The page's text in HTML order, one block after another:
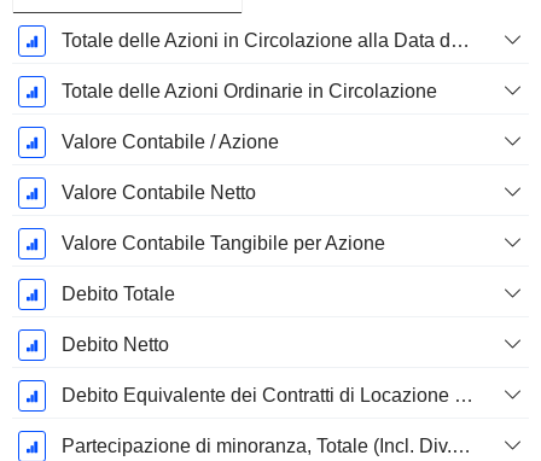
Totale delle Azioni in Circolazione alla Data di Deposito
Totale delle Azioni Ordinarie in Circolazione
Valore Contabile / Azione
Valore Contabile Netto
Valore Contabile Tangibile per Azione
Debito Totale
Debito Netto
Debito Equivalente dei Contratti di Locazione Operativi
Partecipazione di minoranza, Totale (Incl. Div. Fin)